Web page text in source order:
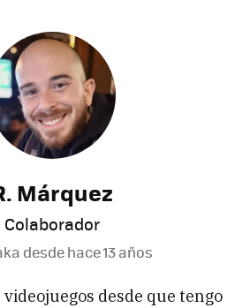
Márquez
Colaborador
desdehace 13 años
desde que tengo